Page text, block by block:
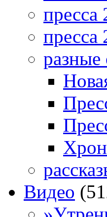
пресса
пресса
разные
Видео